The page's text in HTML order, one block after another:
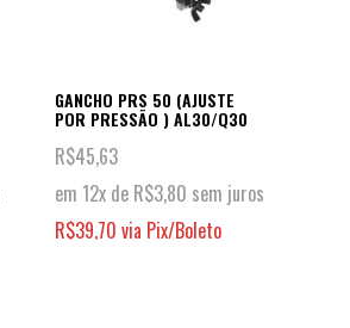
GANCHO PRS 50 (AJUSTE
POR PRESSÃO ) AL30/Q30
R$45,63
em 12x de R$3,80 sem juros
R$39,70 via Pix/Boleto